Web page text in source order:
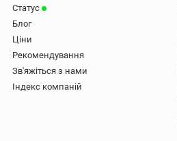
Статус
Блог
Ціни
Рекомендування
Зв'яжіться з нами
Індекс компаній